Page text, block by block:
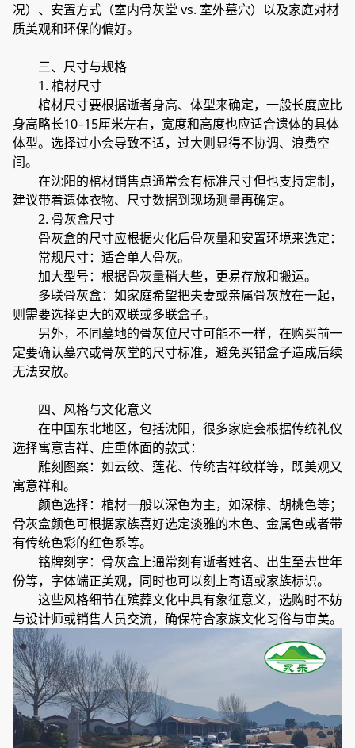
况）、安置方式（室内骨灰堂 vs. 室外墓穴）以及家庭对材
质美观和环保的偏好。
三、尺寸与规格
1. 棺材尺寸
棺材尺寸要根据逝者身高、体型来确定，一般长度应比
身高略长10–15厘米左右，宽度和高度也应适合遗体的具体
体型。选择过小会导致不适，过大则显得不协调、浪费空
间。
在沈阳的棺材销售点通常会有标准尺寸但也支持定制，
建议带着遗体衣物、尺寸数据到现场测量再确定。
2. 骨灰盒尺寸
骨灰盒的尺寸应根据火化后骨灰量和安置环境来选定：
常规尺寸：适合单人骨灰。
加大型号：根据骨灰量稍大些，更易存放和搬运。
多联骨灰盒：如家庭希望把夫妻或亲属骨灰放在一起，
则需要选择更大的双联或多联盒子。
另外，不同墓地的骨灰位尺寸可能不一样，在购买前一
定要确认墓穴或骨灰堂的尺寸标准，避免买错盒子造成后续
无法安放。
四、风格与文化意义
在中国东北地区，包括沈阳，很多家庭会根据传统礼仪
选择寓意吉祥、庄重体面的款式：
雕刻图案：如云纹、莲花、传统吉祥纹样等，既美观又
寓意祥和。
颜色选择：棺材一般以深色为主，如深棕、胡桃色等；
骨灰盒颜色可根据家族喜好选定淡雅的木色、金属色或者带
有传统色彩的红色系等。
铭牌刻字：骨灰盒上通常刻有逝者姓名、出生至去世年
份等，字体端正美观，同时也可以刻上寄语或家族标识。
这些风格细节在殡葬文化中具有象征意义，选购时不妨
与设计师或销售人员交流，确保符合家族文化习俗与审美。